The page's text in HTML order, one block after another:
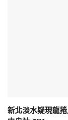
新北淡水疑現龍